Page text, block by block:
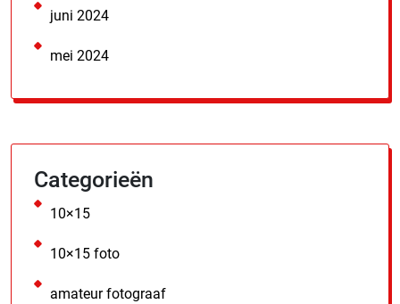
juni 2024
mei 2024
Categorieën
10×15
10×15 foto
amateur fotograaf